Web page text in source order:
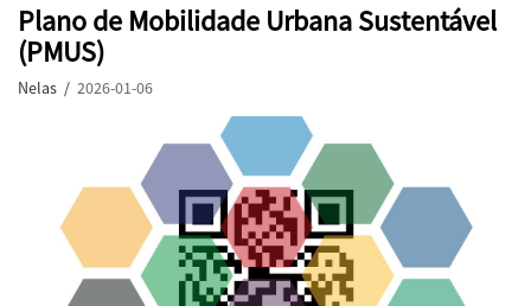
Plano de Mobilidade Urbana Sustentável
(PMUS)
Nelas / 2026-01-06